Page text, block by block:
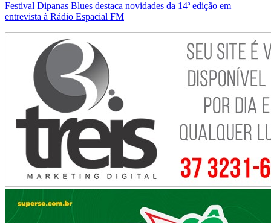
Festival Dipanas Blues destaca novidades da 14ª edição em
entrevista à Rádio Espacial FM